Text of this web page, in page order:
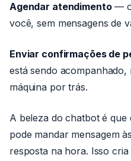
Agendar atendimento— o
você, sem mensagens de
Enviar confirmações de
está sendo acompanhado,
máquina por trás.
A beleza do chatbot é que
pode mandar mensagem
resposta na hora. Isso